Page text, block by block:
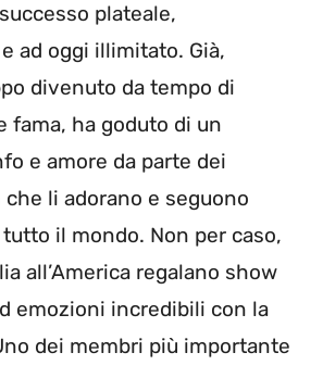
plateale,
ad oggi illimitato. Già,
divenuto da tempo di
fama, ha goduto di un
e amore da parte dei
li adorano e seguono
il mondo. Non per caso,
all’America regalano show
emozioni incredibili con la
dei membri più importante